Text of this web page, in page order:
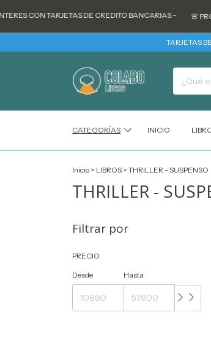
CON TARJETAS DE CREDITO BANCARIAS - 🚨 PROMO
TARJETAS
CATEGORÍAS INICIO
Inicio > LIBROS > THRILLER - SUSPENSO
THRILLER -
Filtrar por
PRECIO
Desde Hasta